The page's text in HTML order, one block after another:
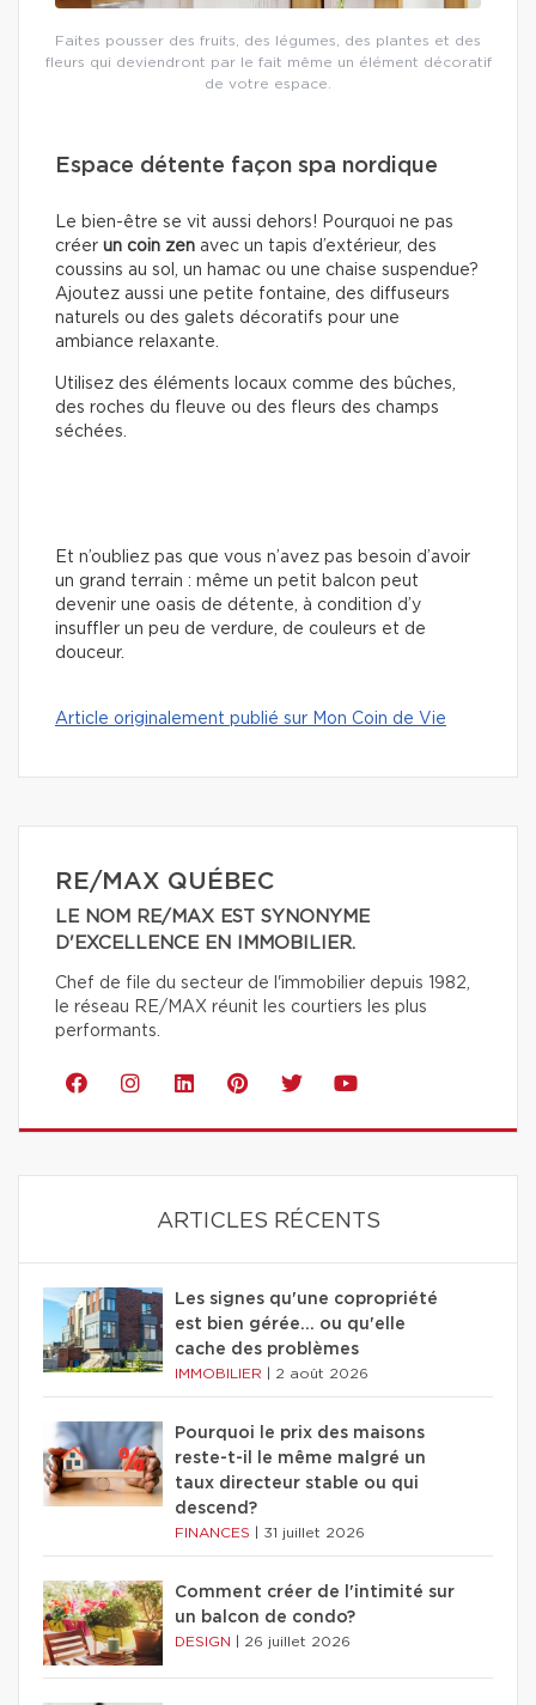
Faites pousser des fruits, des légumes, des plantes et des
fleurs qui deviendront par le fait même un élément décoratif
de votre espace.
Espace détente façon spa nordique
Le bien-être se vit aussi dehors! Pourquoi ne pas
créer un coin zen avec un tapis d’extérieur, des
coussins au sol, un hamac ou une chaise suspendue?
Ajoutez aussi une petite fontaine, des diffuseurs
naturels ou des galets décoratifs pour une
ambiance relaxante.
Utilisez des éléments locaux comme des bûches,
des roches du fleuve ou des fleurs des champs
séchées.
Et n’oubliez pas que vous n’avez pas besoin d’avoir
un grand terrain : même un petit balcon peut
devenir une oasis de détente, à condition d’y
insuffler un peu de verdure, de couleurs et de
douceur.
Article originalement publié sur Mon Coin de Vie
RE/MAX QUÉBEC
LE NOM RE/MAX EST SYNONYME
D'EXCELLENCE EN IMMOBILIER.
Chef de file du secteur de l'immobilier depuis 1982,
le réseau RE/MAX réunit les courtiers les plus
performants.
ARTICLES RÉCENTS
Les signes qu'une copropriété
est bien gérée… ou qu'elle
cache des problèmes
IMMOBILIER 2 août 2026
Pourquoi le prix des maisons
reste-t-il le même malgré un
taux directeur stable ou qui
descend?
FINANCES 31 juillet 2026
Comment créer de l'intimité sur
un balcon de condo?
DESIGN 26 juillet 2026